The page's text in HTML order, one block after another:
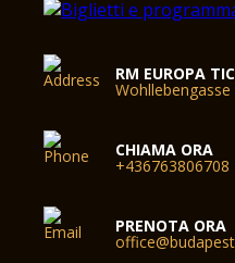
RM EUROPA
CHIAMA ORA
+436763806708
PRENOTA ORA